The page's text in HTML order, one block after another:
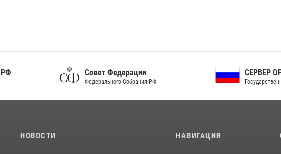
Совет Федерации
Федерального Собрания РФ
СЕРВЕР ОРГАНОВ
Государственной власти РФ
НОВОСТИ НАВИГАЦИЯ